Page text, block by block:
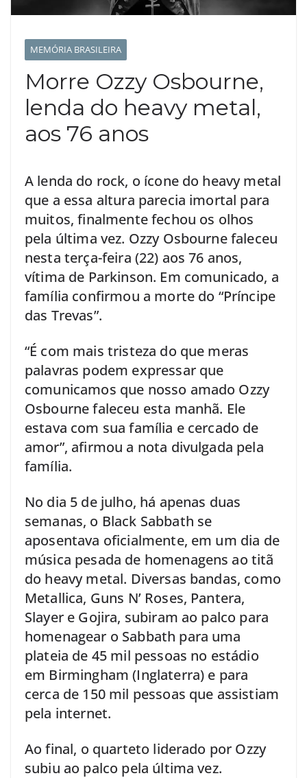
MEMÓRIA BRASILEIRA
Morre Ozzy Osbourne,
lenda do heavy metal,
aos 76 anos
A lenda do rock, o ícone do heavy metal
que a essa altura parecia imortal para
muitos, finalmente fechou os olhos
pela última vez. Ozzy Osbourne faleceu
nesta terça-feira (22) aos 76 anos,
vítima de Parkinson. Em comunicado, a
família confirmou a morte do “Príncipe
das Trevas”.
“É com mais tristeza do que meras
palavras podem expressar que
comunicamos que nosso amado Ozzy
Osbourne faleceu esta manhã. Ele
estava com sua família e cercado de
amor”, afirmou a nota divulgada pela
família.
No dia 5 de julho, há apenas duas
semanas, o Black Sabbath se
aposentava oficialmente, em um dia de
música pesada de homenagens ao titã
do heavy metal. Diversas bandas, como
Metallica, Guns N’ Roses, Pantera,
Slayer e Gojira, subiram ao palco para
homenagear o Sabbath para uma
plateia de 45 mil pessoas no estádio
em Birmingham (Inglaterra) e para
cerca de 150 mil pessoas que assistiam
pela internet.
Ao final, o quarteto liderado por Ozzy
subiu ao palco pela última vez.